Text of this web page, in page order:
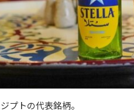
プトの代表銘柄。